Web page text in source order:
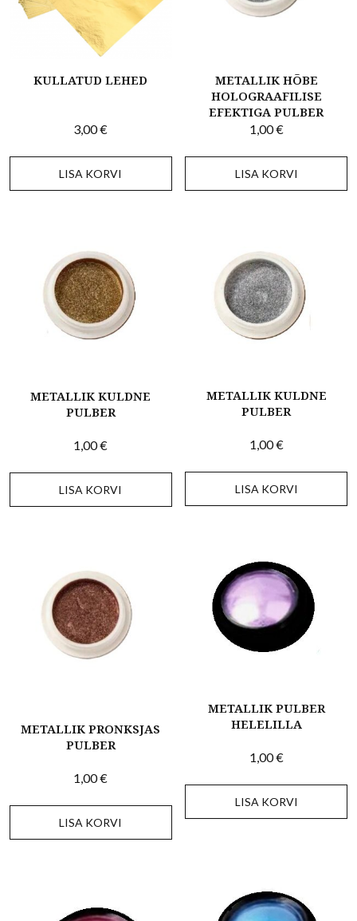
KULLATUD LEHED
3,00€
LISA KORVI
METALLIK HÕBE
HOLOGRAAFILISE
EFEKTIGA PULBER
1,00€
LISA KORVI
METALLIK KULDNE
PULBER
1,00€
LISA KORVI
METALLIK KULDNE
PULBER
1,00€
LISA KORVI
METALLIK PRONKSJAS
PULBER
1,00€
LISA KORVI
METALLIK PULBER
HELELILLA
1,00€
LISA KORVI